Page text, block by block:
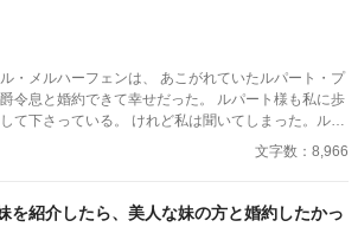
・メルハーフェンは、 あこがれていたルパート・プ
と婚約できて幸せだった。 ルパート様も私に歩
て下さっている。 けれど私は聞いてしまった。ルパ
女といると疲れる』
様に嫌われていたの？ 本当は厭わしく思っていた
イトにも公開しています。
文字数：8,966
を紹介したら、美人な妹の方と婚約したかっ